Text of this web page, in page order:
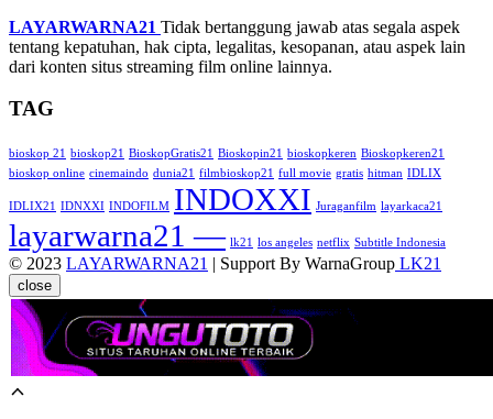
LAYARWARNA21 Tidak bertanggung jawab atas segala aspek
tentang kepatuhan, hak cipta, legalitas, kesopanan, atau aspek lain
dari konten situs streaming film online lainnya.
TAG
bioskop 21 bioskop21 BioskopGratis21 Bioskopin21 bioskopkeren Bioskopkeren21
bioskop online cinemaindo dunia21 filmbioskop21 full movie gratis hitman IDLIX
IDLIX21 IDNXXI INDOFILM INDOXXI Juraganfilm layarkaca21
layarwarna21 — lk21 los angeles netflix Subtitle Indonesia
© 2023 LAYARWARNA21 | Support By WarnaGroup LK21
close